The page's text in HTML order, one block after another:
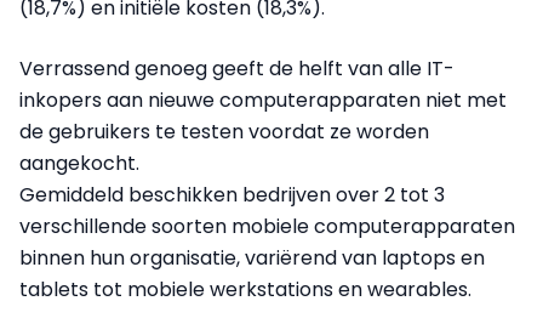
(18,7%) en initiële kosten (18,3%).
Verrassend genoeg geeft de helft van alle IT-
inkopers aan nieuwe computerapparaten niet met
de gebruikers te testen voordat ze worden
aangekocht.
Gemiddeld beschikken bedrijven over 2 tot 3
verschillende soorten mobiele computerapparaten
binnen hun organisatie, variërend van laptops en
tablets tot mobiele werkstations en wearables.